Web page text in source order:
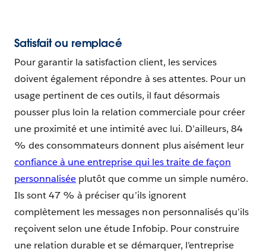
Satisfait ou remplacé
Pour garantir la satisfaction client, les services
doivent également répondre à ses attentes. Pour un
usage pertinent de ces outils, il faut désormais
pousser plus loin la relation commerciale pour créer
une proximité et une intimité avec lui. D’ailleurs, 84
% des consommateurs donnent plus aisément leur
confiance à une entreprise qui les traite de façon
personnalisée plutôt que comme un simple numéro.
Ils sont 47 % à préciser qu’ils ignorent
complètement les messages non personnalisés qu’ils
reçoivent selon une étude Infobip. Pour construire
une relation durable et se démarquer, l’entreprise